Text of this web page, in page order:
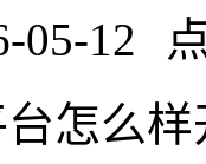
05-12
怎么